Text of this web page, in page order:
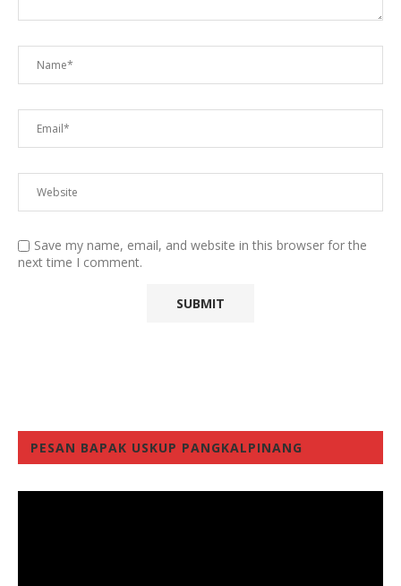
Save my name, email, and website in this browser for the
next time I comment.
PESAN BAPAK USKUP PANGKALPINANG